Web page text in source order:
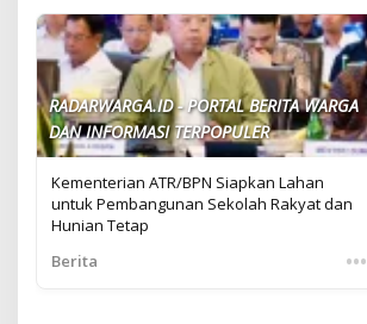
RADARWARGA.ID - PORTAL BERITA WARGA
DAN INFORMASI TERPOPULER
Kementerian ATR/BPN Siapkan Lahan
untuk Pembangunan Sekolah Rakyat dan
Hunian Tetap
Berita
•••